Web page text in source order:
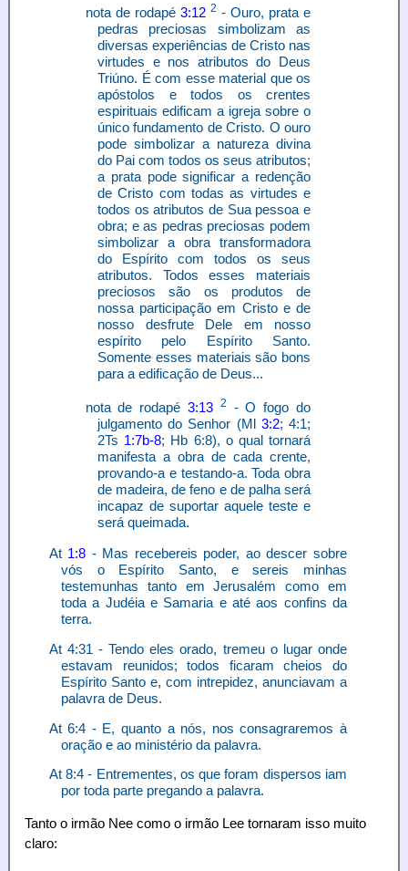
nota de rodapé 3:12 2 - Ouro, prata e
pedras preciosas simbolizam as
diversas experiências de Cristo nas
virtudes e nos atributos do Deus
Triúno. É com esse material que os
apóstolos e todos os crentes
espirituais edificam a igreja sobre o
único fundamento de Cristo. O ouro
pode simbolizar a natureza divina
do Pai com todos os seus atributos;
a prata pode significar a redenção
de Cristo com todas as virtudes e
todos os atributos de Sua pessoa e
obra; e as pedras preciosas podem
simbolizar a obra transformadora
do Espírito com todos os seus
atributos. Todos esses materiais
preciosos são os produtos de
nossa participação em Cristo e de
nosso desfrute Dele em nosso
espírito pelo Espírito Santo.
Somente esses materiais são bons
para a edificação de Deus...
nota de rodapé3:13 2
- O fogo do
julgamento do Senhor (Ml 3:2; 4:1;
2Ts 1:7b-8; Hb 6:8), o qual tornará
manifesta a obra de cada crente,
provando-a e testando-a. Toda obra
de madeira, de feno e de palha será
incapaz de suportar aquele teste e
será queimada.
At 1:8 - Mas recebereis poder, ao descer sobre
vós o Espírito Santo, e sereis minhas
testemunhas tanto em Jerusalém como em
toda a Judéia e Samaria e até aos confins da
terra.
At 4:31 - Tendo eles orado, tremeu o lugar onde
estavam reunidos; todos ficaram cheios do
Espírito Santo e, com intrepidez, anunciavam a
palavra de Deus.
At 6:4 - E, quanto a nós, nos consagraremos à
oração e ao ministério da palavra.
At 8:4 - Entrementes, os que foram dispersos iam
por toda parte pregando a palavra.
Tanto o irmão Nee como o irmão Lee tornaram isso muito
claro: